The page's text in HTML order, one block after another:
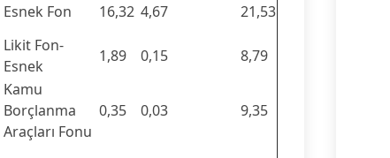
Esnek Fon 16,32 4,67
21,53
Likit Fon-
Esnek
1,89 0,15
8,79
Kamu
Borçlanma
Araçları Fonu
0,35 0,03 9,35